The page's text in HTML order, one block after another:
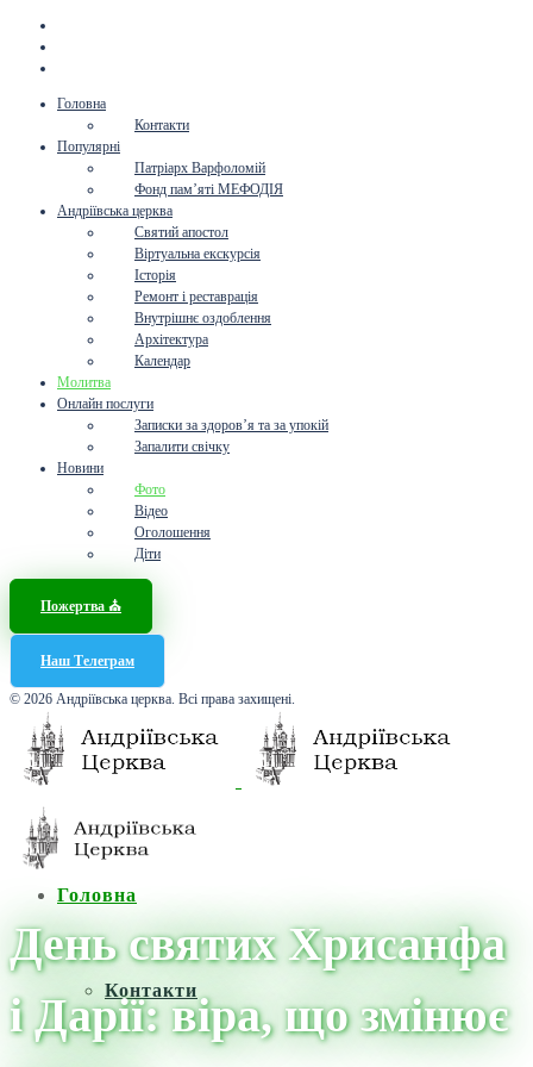
Головна
Контакти
Популярні
Патріарх Варфоломій
Фонд пам’яті МЕФОДІЯ
Андріївська церква
Святий апостол
Віртуальна екскурсія
Історія
Ремонт і реставрація
Внутрішнє оздоблення
Архітектура
Календар
Молитва
Онлайн послуги
Записки за здоров’я та за упокій
Запалити свічку
Новини
Фото
Відео
Оголошення
Діти
Пожертва ⛪️
Наш Телеграм
© 2026 Андріївська церква. Всі права захищені.
Головна
Контакти
День святих Хрисанфа
і Дарії: віра, що змінює